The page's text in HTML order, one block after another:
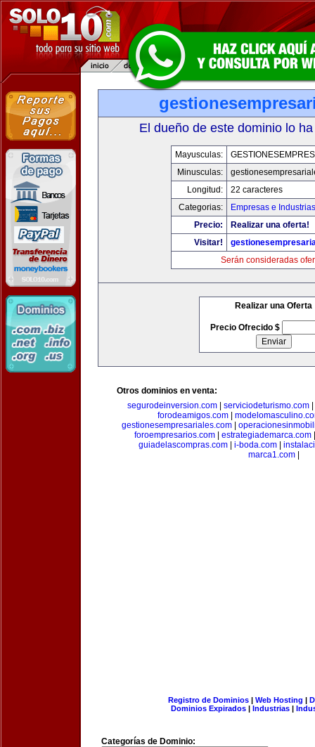
El dueño de este dominio lo
Mayusculas:
Minusculas:
Longitud:
22 caracteres
Categorias:
Empresas e Industrias
Precio:
Realizar una oferta!
Visitar!
Serán consideradas
Realizar una Oferta
Precio Ofrecido $
Otros dominios en venta:
segurodeinversion.com| serviciodeturismo.com|
forodeamigos.com
gestionesempresariales.com
foroempresarios.com| estrategiademarca.com
guiadelascompras.com
i-boda.com
marca1.com|
Registro de Dominios| Web Hosting |
Dominios Expirados | Industrias |
Categorías de Dominio: